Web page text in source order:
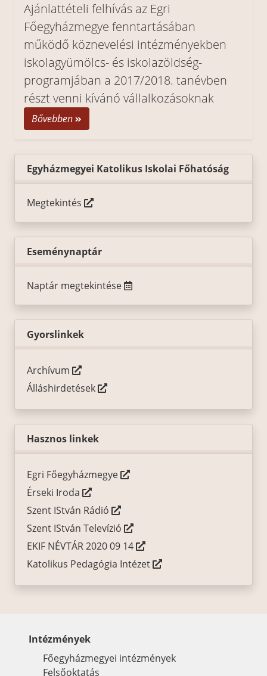
Ajánlattételi felhívás az Egri
Főegyházmegye fenntartásában
működő köznevelési intézményekben
iskolagyümölcs- és iskolazöldség-
programjában a 2017/2018. tanévben
részt venni kívánó vállalkozásoknak
Bővebben
Egyházmegyei Katolikus Iskolai Főhatóság
Megtekintés
Eseménynaptár
Naptár megtekintése
Gyorslinkek
Archívum
Álláshirdetések
Hasznos linkek
Egri Főegyházmegye
Érseki Iroda
Szent IStván Rádió
Szent IStván Televízió
EKIF NÉVTÁR 2020 09 14
Katolikus Pedagógia Intézet
Intézmények
Főegyházmegyei intézmények
Felsőoktatás